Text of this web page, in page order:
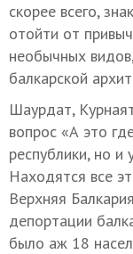
скорее всего,
отойти от
необычных
балкарской
Шаурдат,
вопрос «А это
республики, но и
Находятся все
Верхняя
депортации
было аж 18